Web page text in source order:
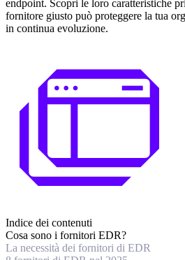
endpoint. Scopri le loro caratteristiche
fornitore giusto può proteggere la tua
in continua evoluzione.
Indice dei contenuti
Cosa sono i fornitori EDR?
La necessità dei fornitori di EDR